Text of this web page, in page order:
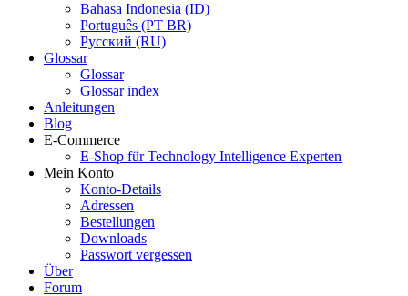
Bahasa Indonesia (ID)
Português (PT BR)
Pусский (RU)
Glossar
Glossar
Glossar index
Anleitungen
Blog
E-Commerce
E-Shop für Technology Intelligence Experten
Mein Konto
Konto-Details
Adressen
Bestellungen
Downloads
Passwort vergessen
Über
Forum